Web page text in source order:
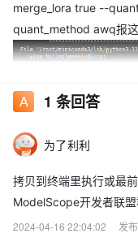
merge_lora true --
quant_method awq报这
1 条回答
为了利利
拷贝到终端里执行或最
ModelScope开发者联
2024-04-16 22:04:02
发